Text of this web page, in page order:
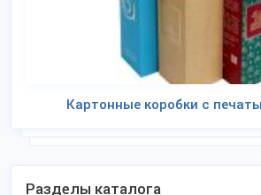
Картонные коробки с
Разделы каталога